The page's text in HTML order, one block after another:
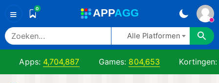
≡ 0 APPAGG
Alle Platformen
Apps: 4,704,887 Games: 804,653